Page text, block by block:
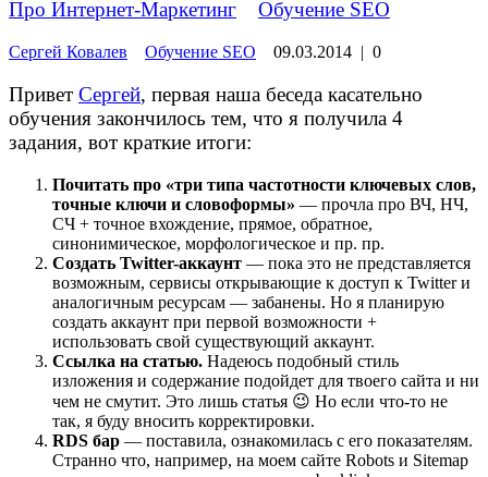
Про Интернет-Маркетинг Обучение SEO
Сергей Ковалев Обучение SEO 09.03.2014 | 0
Привет Сергей, первая наша беседа касательно
обучения закончилось тем, что я получила 4
задания, вот краткие итоги:
Почитать про «три типа частотности ключевых слов,
точные ключи и словоформы» — прочла про ВЧ, НЧ,
СЧ + точное вхождение, прямое, обратное,
синонимическое, морфологическое и пр. пр.
Создать Twitter-аккаунт — пока это не представляется
возможным, сервисы открывающие к доступ к Twitter и
аналогичным ресурсам — забанены. Но я планирую
создать аккаунт при первой возможности +
использовать свой существующий аккаунт.
Ссылка на статью. Надеюсь подобный стиль
изложения и содержание подойдет для твоего сайта и ни
чем не смутит. Это лишь статья 😉 Но если что-то не
так, я буду вносить корректировки.
RDS бар — поставила, ознакомилась с его показателям.
Странно что, например, на моем сайте Robots и Sitemap